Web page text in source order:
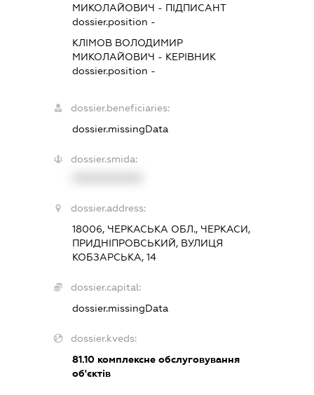
МИКОЛАЙОВИЧ - ПІДПИСАНТ
dossier.position -
КЛІМОВ ВОЛОДИМИР
МИКОЛАЙОВИЧ - КЕРІВНИК
dossier.position -
dossier.beneficiaries:
dossier.missingData
dossier.smida:
dossier.address:
18006, ЧЕРКАСЬКА ОБЛ., ЧЕРКАСИ,
ПРИДНІПРОВСЬКИЙ, ВУЛИЦЯ
КОБЗАРСЬКА, 14
dossier.capital:
dossier.missingData
dossier.kveds:
81.10комплексне обслуговування
об'єктів